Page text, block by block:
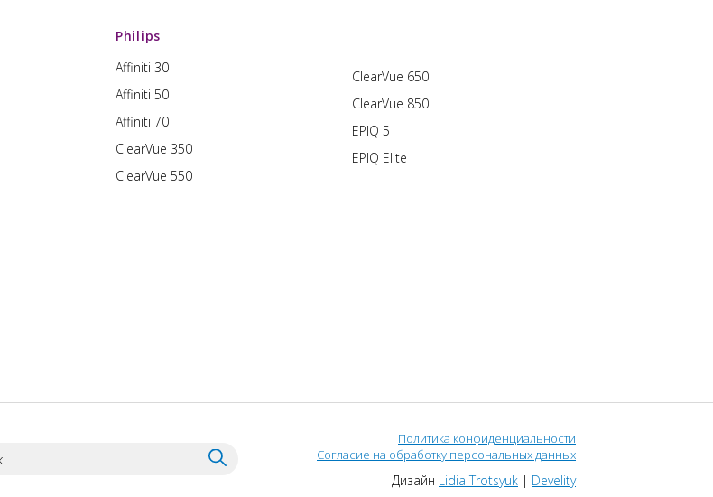
Philips
Affiniti 30
Affiniti 50
Affiniti 70
ClearVue 350
ClearVue 550
ClearVue 650
ClearVue 850
EPIQ 5
EPIQ Elite
Политика конфиденциальности
Согласие на обработку персональных данных
Дизайн Lidia Trotsyuk | Develity